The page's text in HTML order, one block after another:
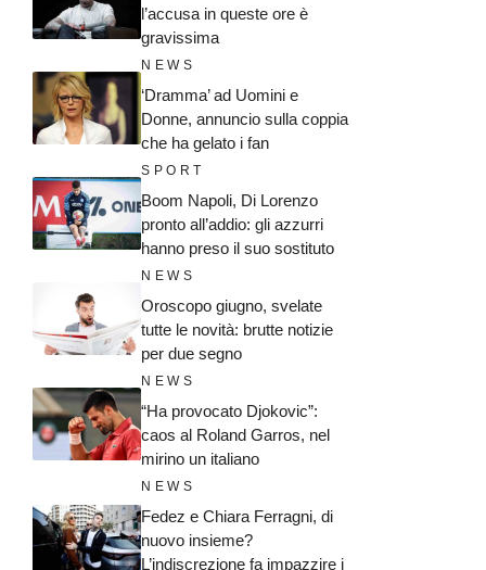
l’accusa in queste ore è
gravissima
NEWS
‘Dramma’ ad Uomini e
Donne, annuncio sulla coppia
che ha gelato i fan
SPORT
Boom Napoli, Di Lorenzo
pronto all’addio: gli azzurri
hanno preso il suo sostituto
NEWS
Oroscopo giugno, svelate
tutte le novità: brutte notizie
per due segno
NEWS
“Ha provocato Djokovic”:
caos al Roland Garros, nel
mirino un italiano
NEWS
Fedez e Chiara Ferragni, di
nuovo insieme?
L’indiscrezione fa impazzire i